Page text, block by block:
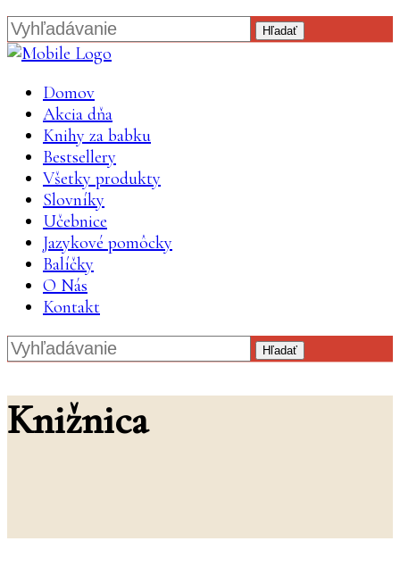
Hľadať
Domov
Akcia dňa
Knihy za babku
Bestsellery
Všetky produkty
Slovníky
Učebnice
Jazykové pomôcky
Balíčky
O Nás
Kontakt
Hľadať
Knižnica